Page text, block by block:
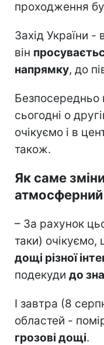
проходження
Захід України -
він
напрямку, до
Безпосередньо
сьогодні о
очікуємо і в
також.
Як саме
– За рахунок
таки)
дощі різної
подекуди до
І завтра (8
областей -
грозові дощі.